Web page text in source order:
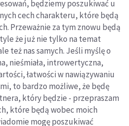
będziemy poszukiwać u
cech charakteru, które będą
Przeważnie za tym znowu będą
że już nie tylko na temat
też nas samych. Jeśli myślę o
nieśmiała, introwertyczna,
łatwości w nawiązywaniu
to bardzo możliwe, że będę
który będzie - przepraszam
które będą wobec moich
mogę poszukiwać